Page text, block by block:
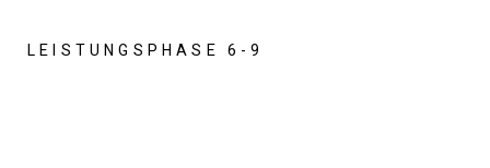
LEISTUNGSPHASE 6-9